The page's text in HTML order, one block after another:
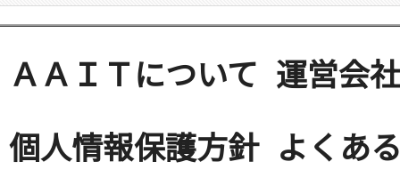
ＡＡＩＴについて 運営会社
個人情報保護方針 よくあ